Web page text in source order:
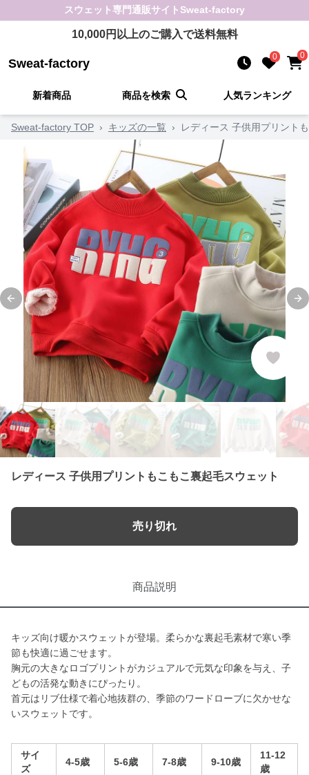
スウェット専門通販サイト Sweat-factory
10,000円以上のご購入で送料無料
Sweat-factory 0 0
新着商品 商品を検索 人気ランキング
Sweat-factory TOP › キッズの一覧 › レディース 子供用プリント
Previous slide
レディース 子供用プリントもこもこ裏起毛スウェット
売り切れ
商品説明
キッズ向け暖かスウェットが登場。柔らかな裏起毛素材で寒い季
節も快適に過ごせます。
胸元の大きなロゴプリントがカジュアルで元気な印象を与え、子
どもの活発な動きにぴったり。
首元はリブ仕様で着心地抜群の、季節のワードローブに欠かせな
いスウェットです。
サイ
ズ
4-5歳 5-6歳 7-8歳 9-10歳
11-12
歳